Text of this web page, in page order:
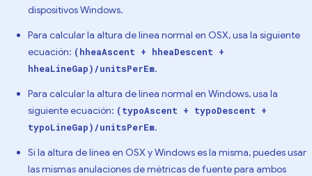
dispositivos Windows.
Para calcular la altura de línea normal en OSX, usa la siguiente
ecuación: (hheaAscent + hheaDescent +
hheaLineGap)/unitsPerEm.
Para calcular la altura de línea normal en Windows, usa la
siguiente ecuación: (typoAscent + typoDescent +
typoLineGap)/unitsPerEm.
Si la altura de línea en OSX y Windows es la misma, puedes usar
las mismas anulaciones de métricas de fuente para ambos